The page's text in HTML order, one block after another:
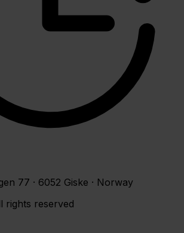
77 · 6052 Giske · Norway
rights reserved